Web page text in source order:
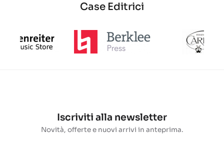
Case Editrici
Iscriviti alla newsletter
Novità, offerte e nuovi arrivi in anteprima.